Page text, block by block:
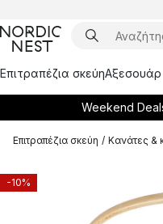
Επιτραπέζια σκεύηΑξεσουάρ
Weekend
Επιτραπέζια σκεύη / Κανάτες &
-10%